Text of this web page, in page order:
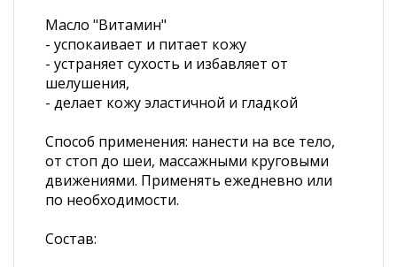
Масло "Витамин"
- успокаивает и питает кожу
- устраняет сухость и избавляет от
шелушения,
- делает кожу эластичной и гладкой
Способ применения: нанести на все тело,
от стоп до шеи, массажными круговыми
движениями. Применять ежедневно или
по необходимости.
Состав: